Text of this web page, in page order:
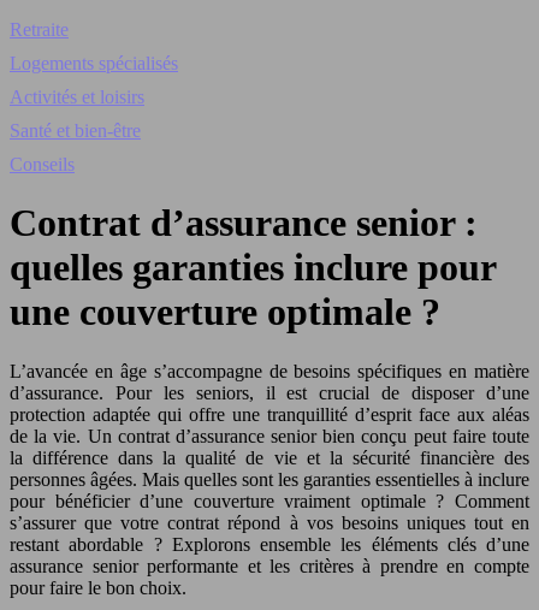
Retraite
Logements spécialisés
Activités et loisirs
Santé et bien-être
Conseils
Contrat d’assurance senior :
quelles garanties inclure pour
une couverture optimale ?
L’avancée en âge s’accompagne de besoins spécifiques en matière
d’assurance. Pour les seniors, il est crucial de disposer d’une
protection adaptée qui offre une tranquillité d’esprit face aux aléas
de la vie. Un contrat d’assurance senior bien conçu peut faire toute
la différence dans la qualité de vie et la sécurité financière des
personnes âgées. Mais quelles sont les garanties essentielles à inclure
pour bénéficier d’une couverture vraiment optimale ? Comment
s’assurer que votre contrat répond à vos besoins uniques tout en
restant abordable ? Explorons ensemble les éléments clés d’une
assurance senior performante et les critères à prendre en compte
pour faire le bon choix.